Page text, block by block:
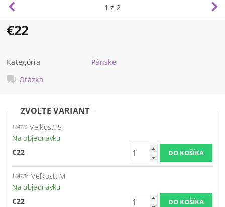
1 z 2
€22
Kategória
Pánske
Otázka
ZVOĽTE VARIANT
1847/S Veľkosť: S
Na objednávku
€22
1847/M Veľkosť: M
Na objednávku
€22